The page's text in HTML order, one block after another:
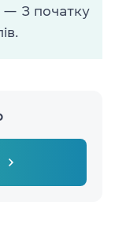
— З початку